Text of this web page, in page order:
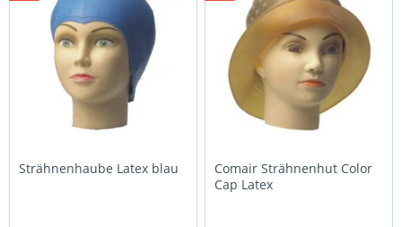
Strähnenhaube Latex blau
Comair Strähnenhut Color
Cap Latex